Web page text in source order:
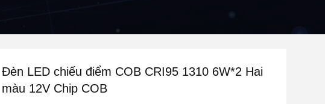
Đèn LED chiếu điểm COB CRI95 1310 6W*2 Hai
màu 12V Chip COB